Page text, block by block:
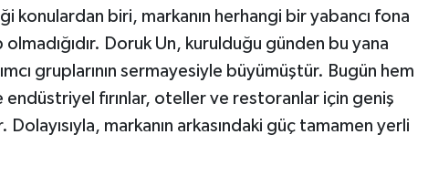
konulardan biri, markanın herhangi bir yabancı fona
Doruk Un, kurulduğu günden bu yana
gruplarının sermayesiyle büyümüştür. Bugün hem
fırınlar, oteller ve restoranlar için geniş
markanın arkasındaki güç tamamen yerli